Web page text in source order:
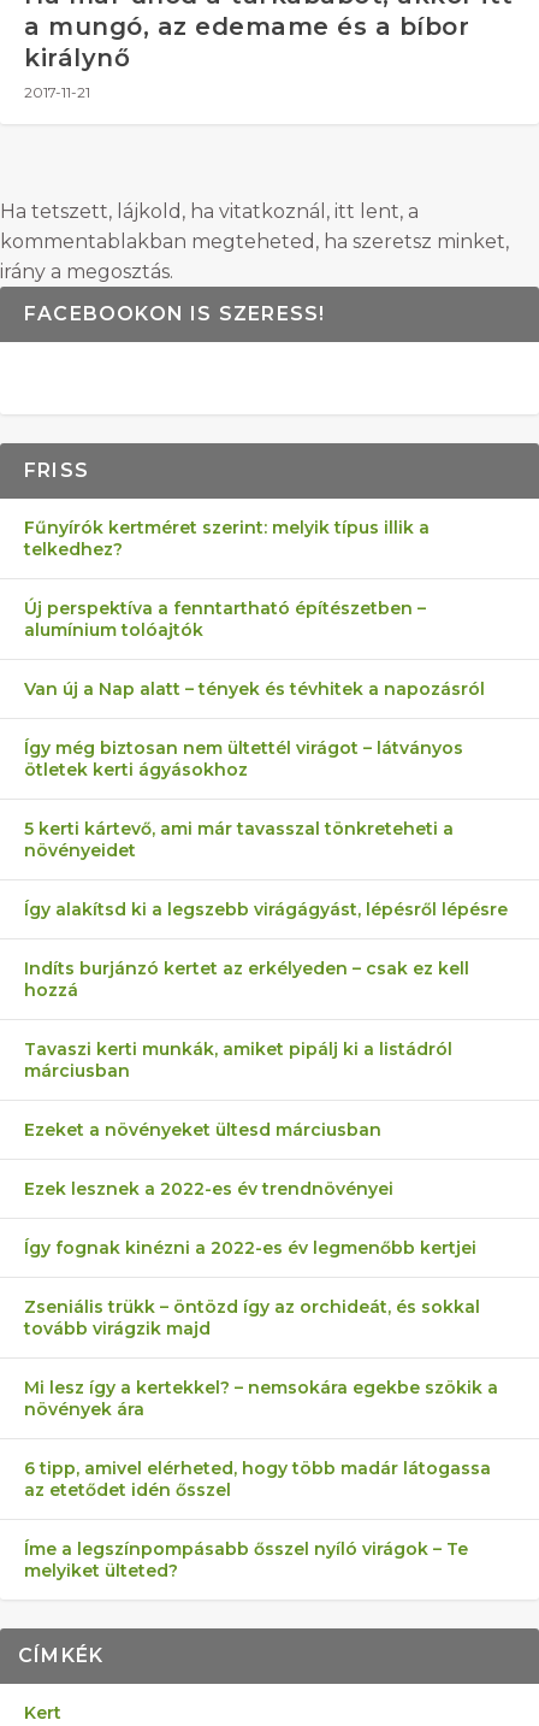
a mungó, az edemame és a bíbor
királynő
2017-11-21
Ha tetszett, lájkold, ha vitatkoznál, itt lent, a
kommentablakban megteheted, ha szeretsz minket,
irány a megosztás.
FACEBOOKON IS SZERESS!
FRISS
Fűnyírók kertméret szerint: melyik típus illik a
telkedhez?
Új perspektíva a fenntartható építészetben –
alumínium tolóajtók
Van új a Nap alatt – tények és tévhitek a napozásról
Így még biztosan nem ültettél virágot – látványos
ötletek kerti ágyásokhoz
5 kerti kártevő, ami már tavasszal tönkreteheti a
növényeidet
Így alakítsd ki a legszebb virágágyást, lépésről lépésre
Indíts burjánzó kertet az erkélyeden – csak ez kell
hozzá
Tavaszi kerti munkák, amiket pipálj ki a listádról
márciusban
Ezeket a növényeket ültesd márciusban
Ezek lesznek a 2022-es év trendnövényei
Így fognak kinézni a 2022-es év legmenőbb kertjei
Zseniális trükk – öntözd így az orchideát, és sokkal
tovább virágzik majd
Mi lesz így a kertekkel? – nemsokára egekbe szökik a
növények ára
6 tipp, amivel elérheted, hogy több madár látogassa
az etetődet idén ősszel
Íme a legszínpompásabb ősszel nyíló virágok – Te
melyiket ülteted?
CÍMKÉK
Kert